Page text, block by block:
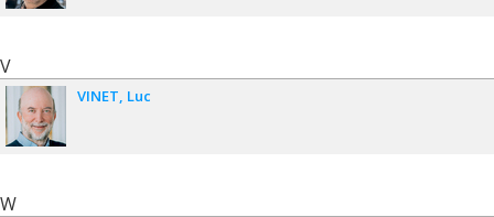
V
VINET Luc
W